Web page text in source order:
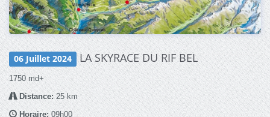
06 Juillet 2024 LA SKYRACE DU RIF BEL
1750 md+
Distance:25 km
Horaire:09h00